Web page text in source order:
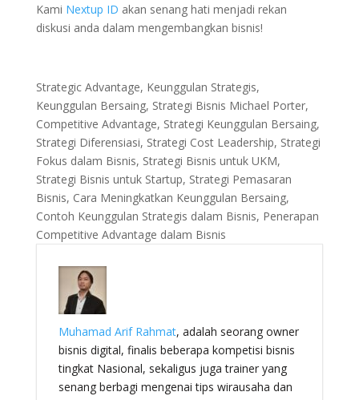
Kami Nextup ID akan senang hati menjadi rekan
diskusi anda dalam mengembangkan bisnis!
Strategic Advantage, Keunggulan Strategis,
Keunggulan Bersaing, Strategi Bisnis Michael Porter,
Competitive Advantage, Strategi Keunggulan Bersaing,
Strategi Diferensiasi, Strategi Cost Leadership, Strategi
Fokus dalam Bisnis, Strategi Bisnis untuk UKM,
Strategi Bisnis untuk Startup, Strategi Pemasaran
Bisnis, Cara Meningkatkan Keunggulan Bersaing,
Contoh Keunggulan Strategis dalam Bisnis, Penerapan
Competitive Advantage dalam Bisnis
Muhamad Arif Rahmat, adalah seorang owner
bisnis digital, finalis beberapa kompetisi bisnis
tingkat Nasional, sekaligus juga trainer yang
senang berbagi mengenai tips wirausaha dan